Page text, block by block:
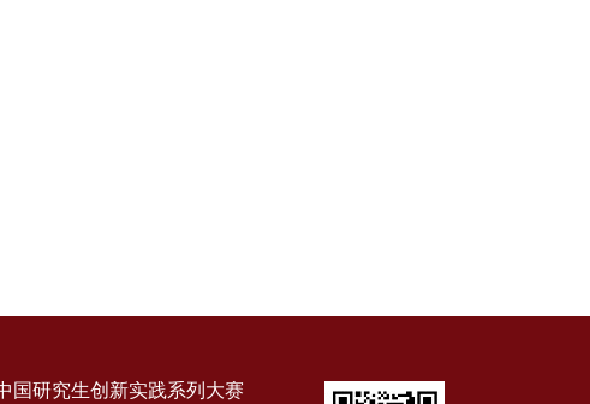
国研究生创新实践系列大赛